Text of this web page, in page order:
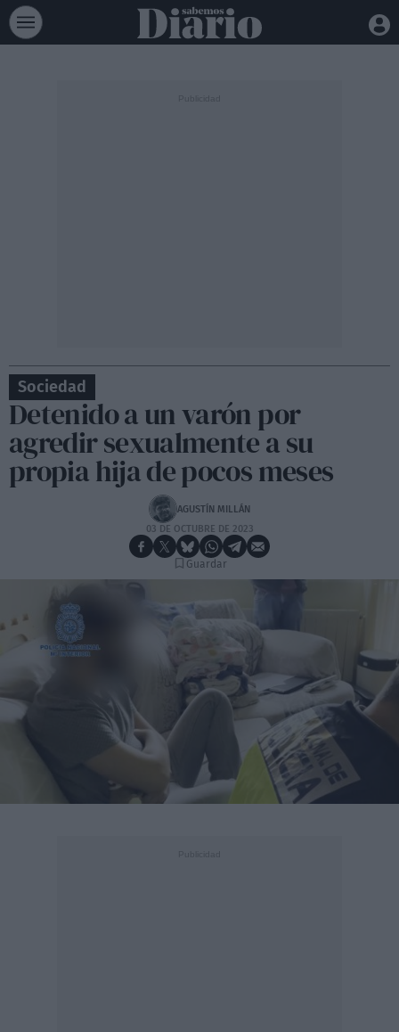
Sociedad
Detenido a un varón por
agredir sexualmente a su
propia hija de pocos meses
AGUSTÍN MILLÁN
03 DE OCTUBRE DE 2023
Guardar